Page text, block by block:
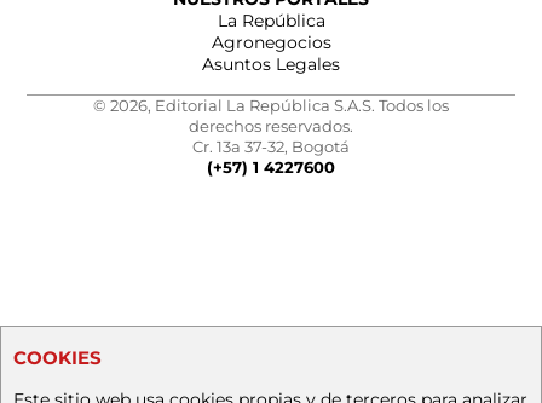
La República
Agronegocios
Asuntos Legales
© 2026, Editorial La República S.A.S. Todos los
derechos reservados.
Cr. 13a 37-32, Bogotá
(+57) 1 4227600
COOKIES